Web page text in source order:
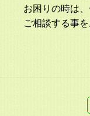
お困りの時は
ご相談する事を